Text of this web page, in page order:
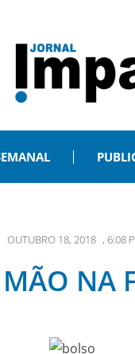
OUTUBRO 18, 2018 , 6:08
NA